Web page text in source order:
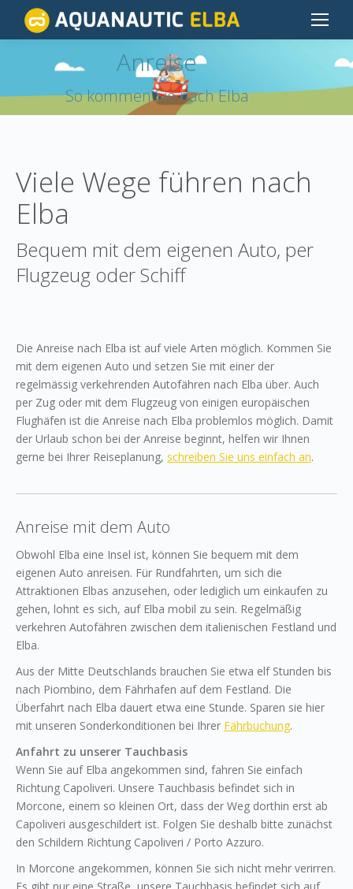
Anreise
So kommen Sie nach Elba
You are here:
Viele Wege führen nach
Elba
Bequem mit dem eigenen Auto, per
Flugzeug oder Schiff
Die Anreise nach Elba ist auf viele Arten möglich. Kommen Sie
mit dem eigenen Auto und setzen Sie mit einer der
regelmässig verkehrenden Autofähren nach Elba über. Auch
per Zug oder mit dem Flugzeug von einigen europäischen
Flughäfen ist die Anreise nach Elba problemlos möglich. Damit
der Urlaub schon bei der Anreise beginnt, helfen wir Ihnen
gerne bei Ihrer Reiseplanung, schreiben Sie uns einfach an.
Anreise mit dem Auto
Obwohl Elba eine Insel ist, können Sie bequem mit dem
eigenen Auto anreisen. Für Rundfahrten, um sich die
Attraktionen Elbas anzusehen, oder lediglich um einkaufen zu
gehen, lohnt es sich, auf Elba mobil zu sein. Regelmäßig
verkehren Autofähren zwischen dem italienischen Festland und
Elba.
Aus der Mitte Deutschlands brauchen Sie etwa elf Stunden bis
nach Piombino, dem Fährhafen auf dem Festland. Die
Überfahrt nach Elba dauert etwa eine Stunde. Sparen sie hier
mit unseren Sonderkonditionen bei Ihrer Fährbuchung.
Anfahrt zu unserer Tauchbasis
Wenn Sie auf Elba angekommen sind, fahren Sie einfach
Richtung Capoliveri. Unsere Tauchbasis befindet sich in
Morcone, einem so kleinen Ort, dass der Weg dorthin erst ab
Capoliveri ausgeschildert ist. Folgen Sie deshalb bitte zunächst
den Schildern Richtung Capoliveri / Porto Azzuro.
In Morcone angekommen, können Sie sich nicht mehr verirren.